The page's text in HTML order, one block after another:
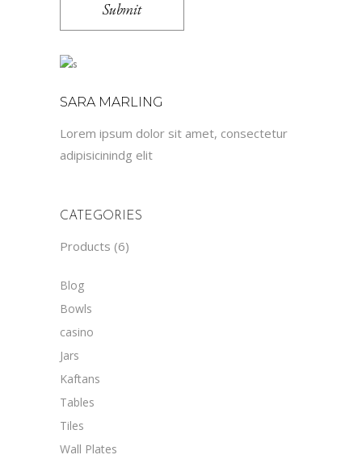
SARA MARLING
Lorem ipsum dolor sit amet, consectetur
adipisicinindg elit
CATEGORIES
Products 6
Blog
Bowls
casino
Jars
Kaftans
Tables
Tiles
Wall Plates